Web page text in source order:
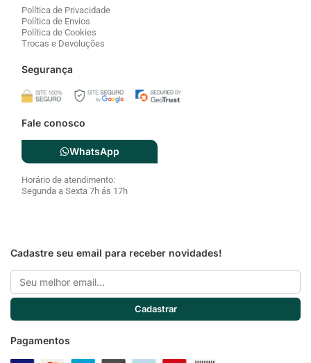
Fale conosco
WhatsApp
Horário de atendimento:
Segunda a Sexta 7h ás 17h
Cadastre seu email para receber novidades!
Email
Pagamentos
c
e
o
s
t